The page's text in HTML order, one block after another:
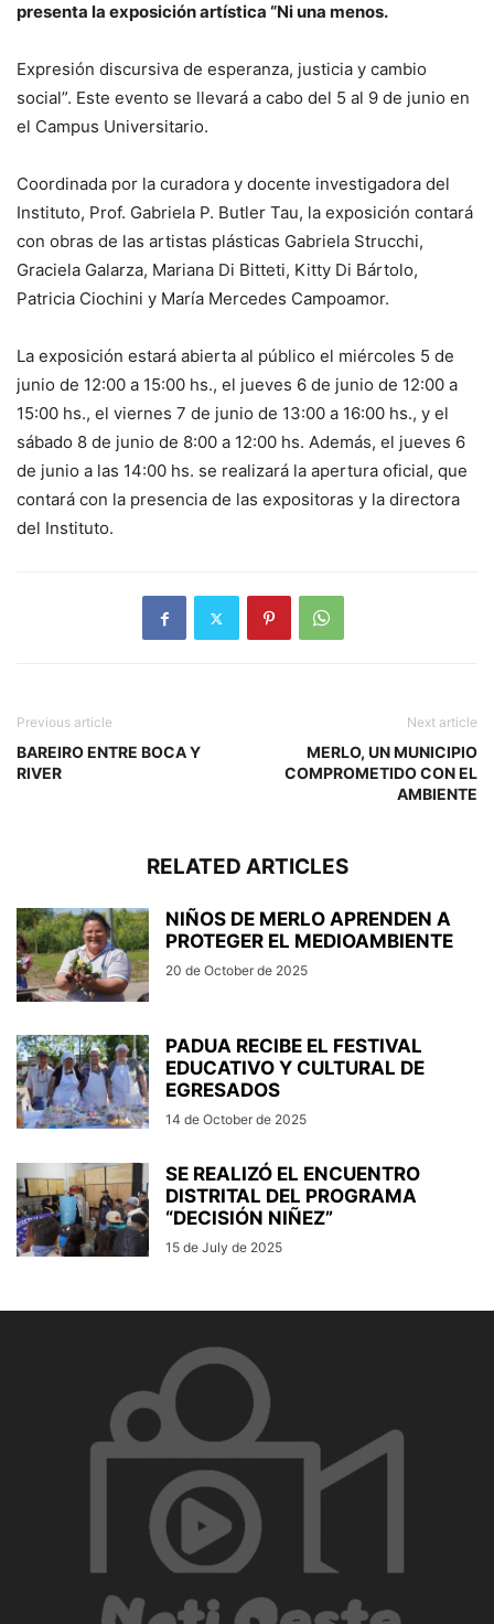
presenta la exposición artística “Ni una menos.
Expresión discursiva de esperanza, justicia y cambio
social”. Este evento se llevará a cabo del 5 al 9 de junio en
el Campus Universitario.
Coordinada por la curadora y docente investigadora del
Instituto, Prof. Gabriela P. Butler Tau, la exposición contará
con obras de las artistas plásticas Gabriela Strucchi,
Graciela Galarza, Mariana Di Bitteti, Kitty Di Bártolo,
Patricia Ciochini y María Mercedes Campoamor.
La exposición estará abierta al público el miércoles 5 de
junio de 12:00 a 15:00 hs., el jueves 6 de junio de 12:00 a
15:00 hs., el viernes 7 de junio de 13:00 a 16:00 hs., y el
sábado 8 de junio de 8:00 a 12:00 hs. Además, el jueves 6
de junio a las 14:00 hs. se realizará la apertura oficial, que
contará con la presencia de las expositoras y la directora
del Instituto.
Previous article
BAREIRO ENTRE BOCA Y
RIVER
Next article
MERLO, UN MUNICIPIO
COMPROMETIDO CON EL
AMBIENTE
RELATED ARTICLES
NIÑOS DE MERLO APRENDEN A
PROTEGER EL MEDIOAMBIENTE
20 de October de 2025
PADUA RECIBE EL FESTIVAL
EDUCATIVO Y CULTURAL DE
EGRESADOS
14 de October de 2025
SE REALIZÓ EL ENCUENTRO
DISTRITAL DEL PROGRAMA
“DECISIÓN NIÑEZ”
15 de July de 2025